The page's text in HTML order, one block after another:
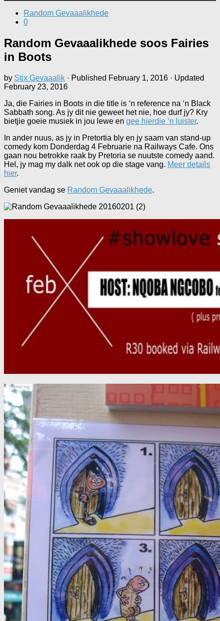
Random Gevaaalikhede
0
Random Gevaaalikhede soos Fairies
in Boots
by Stix Gevaaalik · Published February 1, 2016 · Updated
February 23, 2016
Ja, die Fairies in Boots in die title is ‘n reference na ‘n Black
Sabbath song. As jy dit nie geweet het nie, hoe durf jy? Kry
bietjie goeie musiek in jou lewe en gee hierdie ‘n luister.
In ander nuus, as jy in Pretortia bly en jy saam van stand-up
comedy kom Donderdag 4 Februarie na Railways Cafe. Ons
gaan nou betrokke raak by Pretoria se nuutste comedy aand.
Hel, jy mag my dalk net ook op die stage vang. Meer details
hier.
Geniet vandag se Random Gevaaalikhede.